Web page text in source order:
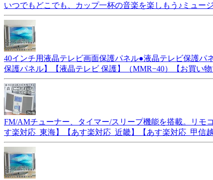
いつでもどこでも、カップ一杯の音楽を楽しもう♪ミュー
40インチ用液晶テレビ画面保護パネル●液晶テレビ保護パ
保護パネル】【液晶テレビ 保護】（MMR−40）【お買い物
FM/AMチューナー、タイマー/スリープ機能を搭載。リモ
す楽対応_東海】【あす楽対応_近畿】【あす楽対応_甲信越